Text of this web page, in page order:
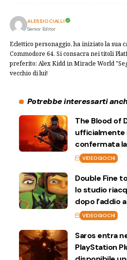
ALESSIO CIALLI
Senior Editor
Eclettico personaggio, ha iniziato la sua
Commodore 64. Si consacra nei titoli
preferito: Alex Kidd in Miracle World
vecchio di lui!
Potrebbe interessarti
The Blood of
ufficialmente
confermata
VIDEOGIOCHI
Double Fine
lo studio
dopo l’addio
VIDEOGIOCHI
Saros entra
PlayStation